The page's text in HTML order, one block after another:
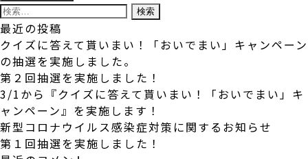
検
索:
最近の投稿
クイズに答えて貰いまい！「おいでまい」キャンペーン
の抽選を実施しました。
第２回抽選を実施しました！
3/1から『クイズに答えて貰いまい！「おいでまい」キ
ャンペーン』を実施します！
新型コロナウイルス感染症対策に関するお知らせ
第１回抽選を実施しました！